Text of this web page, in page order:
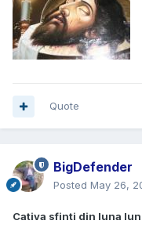
Quote
BigDefender
Posted May 26,
Cativa sfinti din luna